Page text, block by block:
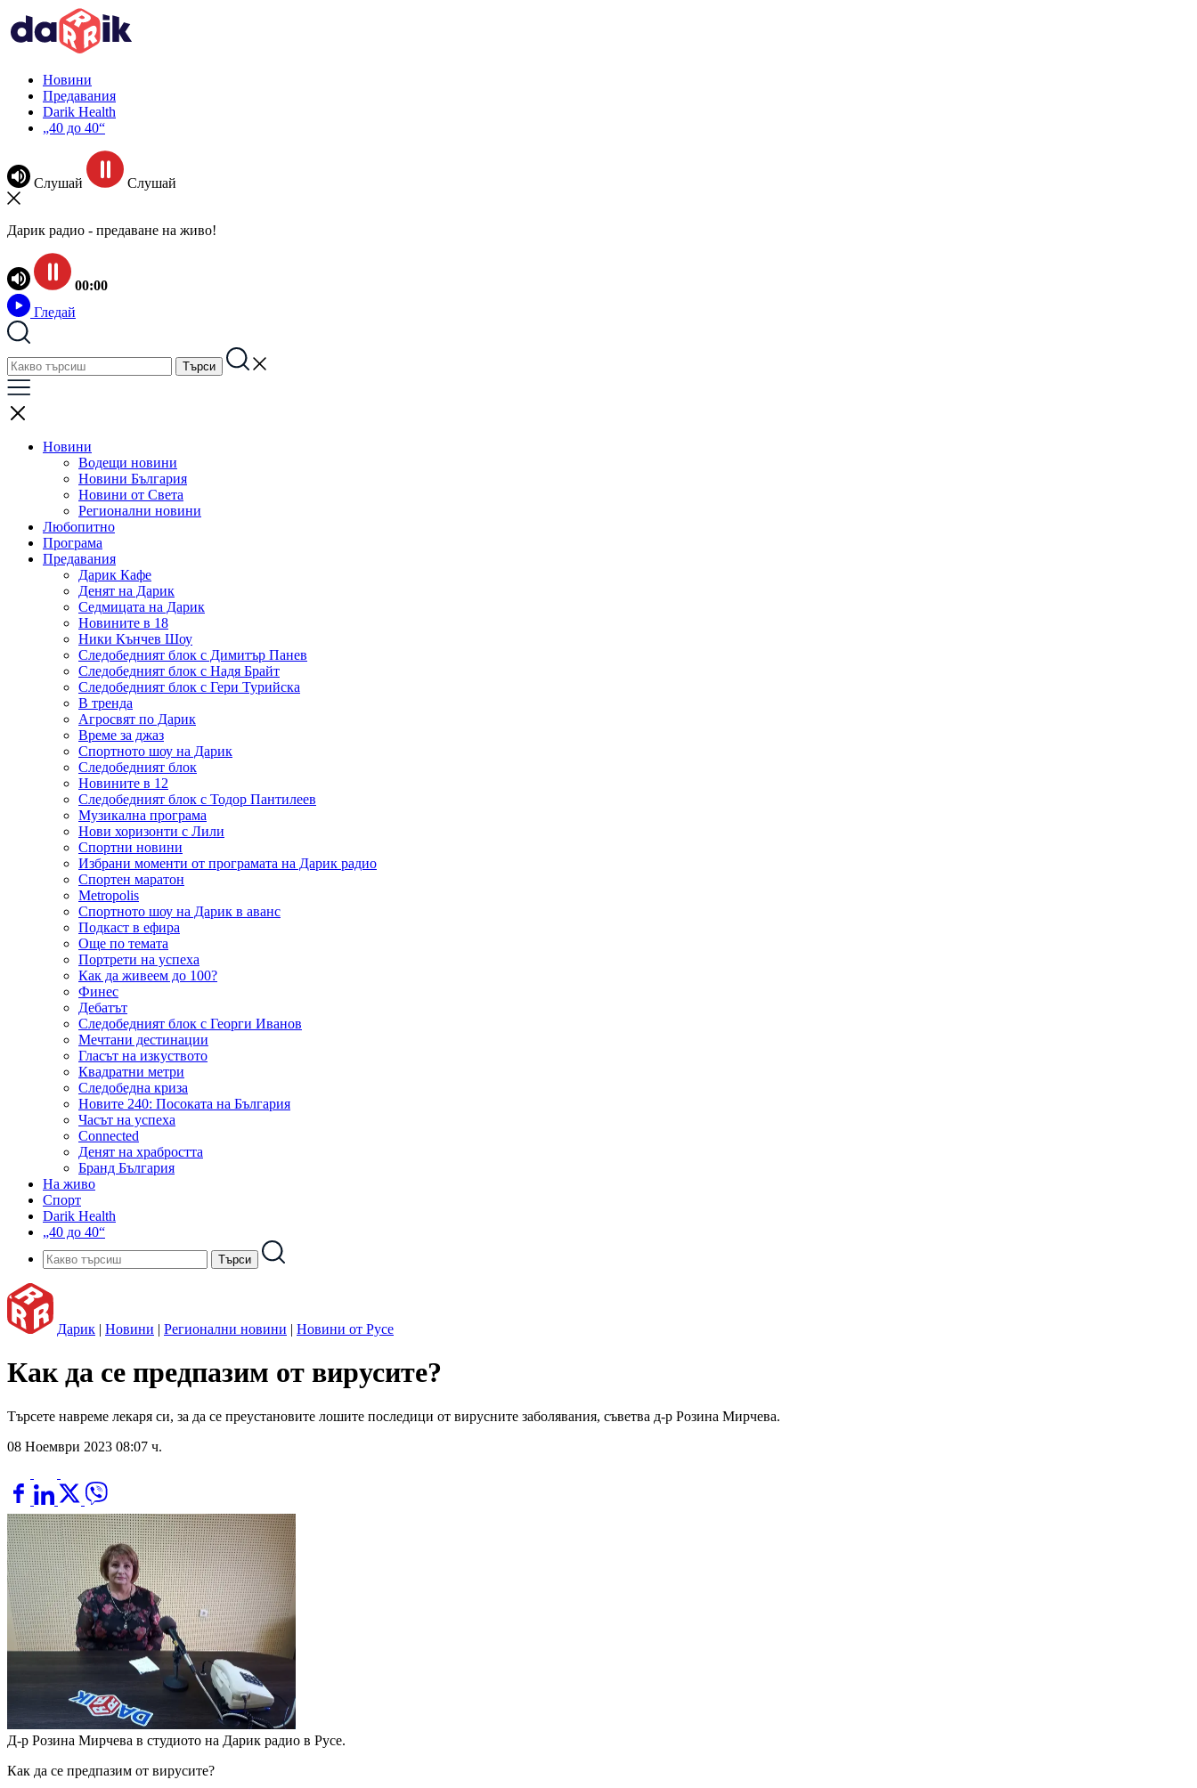
Новини
Предавания
Darik Health
„40 до 40“
Слушай Слушай
Дарик радио - предаване на живо!
00:00
Гледай
Новини
Водещи новини
Новини България
Новини от Света
Регионални новини
Любопитно
Програма
Предавания
Дарик Кафе
Денят на Дарик
Седмицата на Дарик
Новините в 18
Ники Кънчев Шоу
Следобедният блок с Димитър Панев
Следобедният блок с Надя Брайт
Следобедният блок с Гери Турийска
В тренда
Агросвят по Дарик
Време за джаз
Спортното шоу на Дарик
Следобедният блок
Новините в 12
Следобедният блок с Тодор Пантилеев
Музикална програма
Нови хоризонти с Лили
Спортни новини
Избрани моменти от програмата на Дарик радио
Спортен маратон
Metropolis
Спортното шоу на Дарик в аванс
Подкаст в ефира
Още по темата
Портрети на успеха
Как да живеем до 100?
Финес
Дебатът
Следобедният блок с Георги Иванов
Мечтани дестинации
Гласът на изкуството
Квадратни метри
Следобедна криза
Новите 240: Посоката на България
Часът на успеха
Connected
Денят на храбростта
Бранд България
На живо
Спорт
Darik Health
„40 до 40“
Дарик | Новини | Регионални новини | Новини от Русе
Как да се предпазим от вирусите?
Търсете навреме лекаря си, за да се преустановите лошите последици от вирусните заболявания, съветва д-р Розина Мирчева.
08 Ноември 2023 08:07 ч.
Д-р Розина Мирчева в студиото на Дарик радио в Русе.
Как да се предпазим от вирусите?